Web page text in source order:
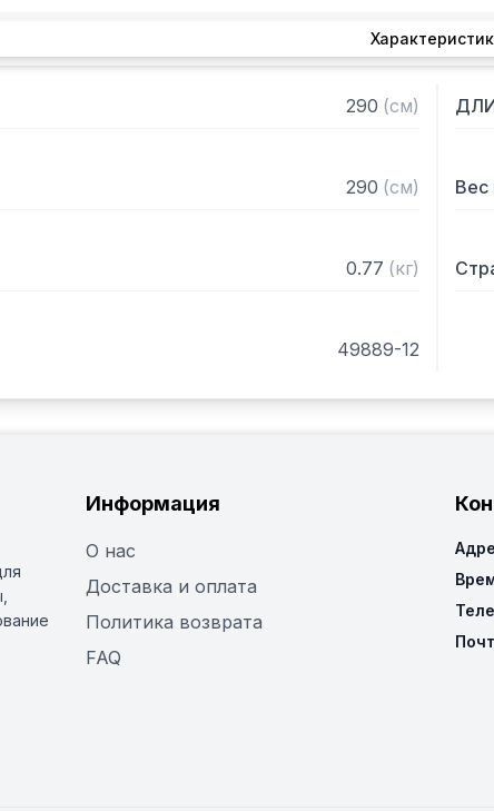
290 (см)
290 (см) Вес
0.77 (кг)
49889-12
Информация
О нас
Доставка и оплата
Политика возврата
FAQ